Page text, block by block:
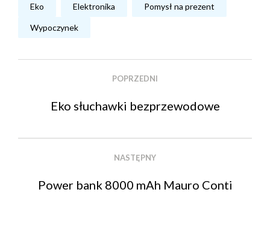
Eko Elektronika Pomysł na prezent
Wypoczynek
POPRZEDNI
Eko słuchawki bezprzewodowe
NASTĘPNY
Power bank 8000 mAh Mauro Conti